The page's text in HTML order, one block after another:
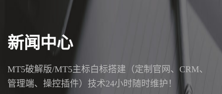
新闻中心
MT5破解版/MT5主标白标搭建（定制官网、CRM、
管理端、操控插件）技术24小时随时维护！